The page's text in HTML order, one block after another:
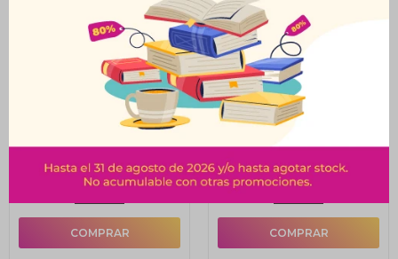
Acrílico Decorativo Ad
$ 173 $ 192
Acrílico Decorativo Ad
60 Ml Siena Natural
$ 173 $ 192